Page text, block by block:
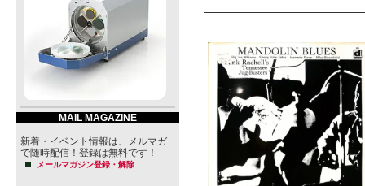
MAIL MAGAZINE
新着・イベント情報は、メルマガ
で随時配信！登録は無料です！
メールマガジン登録・解除